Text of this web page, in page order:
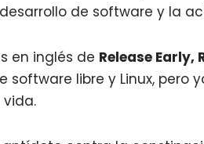
desarrollo de software y la
en inglés de Release Early,
software libre y Linux,